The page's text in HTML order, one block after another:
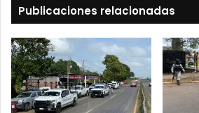
Publicaciones relacionadas